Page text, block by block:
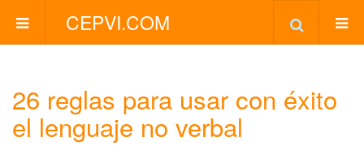
CEPVI.COM
26 reglas para usar con éxito
el lenguaje no verbal